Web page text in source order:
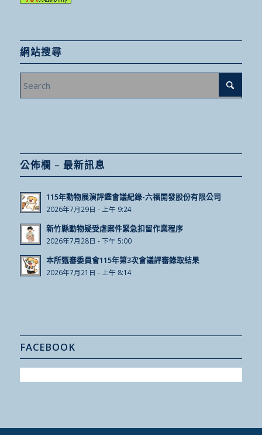
網站搜尋
公佈欄 – 最新訊息
115年動物展演評鑑會議紀錄-六福開發股份有限公司
2026年7月29日 - 上午 9:24
新竹縣動物疑受虐案件緊急扣留作業程序
2026年7月28日 - 下午 5:00
本所甄審委員會115年第3次會議評審錄取結果
2026年7月21日 - 上午 8:14
FACEBOOK